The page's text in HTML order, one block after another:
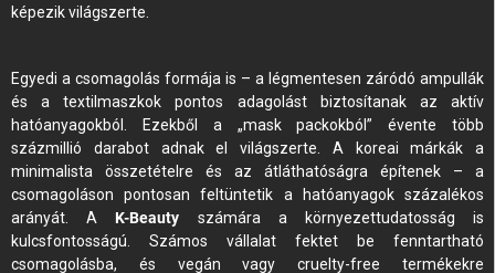
képezik világszerte.
Egyedi a csomagolás formája is – a légmentesen záródó ampullák
és a textilmaszkok pontos adagolást biztosítanak az aktív
hatóanyagokból. Ezekből a „mask packokból” évente több
százmillió darabot adnak el világszerte. A koreai márkák a
minimalista összetételre és az átláthatóságra építenek – a
csomagoláson pontosan feltüntetik a hatóanyagok százalékos
arányát. A K-Beauty számára a környezettudatosság is
kulcsfontosságú. Számos vállalat fektet be fenntartható
csomagolásba, és vegán vagy cruelty-free termékekre